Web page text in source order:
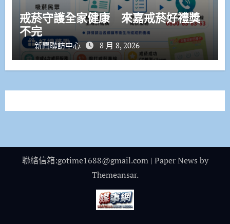
戒菸守護全家健康 來嘉戒菸好禮獎
不完
新聞聯訪中心 8 月 8, 2026
聯絡信箱:gotime1688@gmail.com | Paper News by
Themeansar.